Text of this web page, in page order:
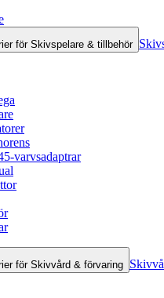
för Skivspelare & tillbehör
varvsadaptrar
för Skivvård & förvaring